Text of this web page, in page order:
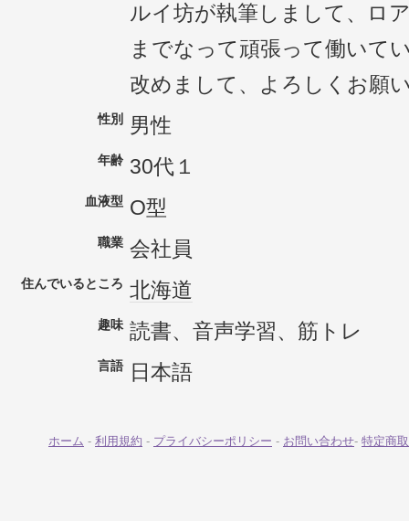
ルイ坊が執筆しまして、ロ
までなって頑張って働いて
改めまして、よろしくお願
性別 男性
年齢 30代１
血液型 O型
職業 会社員
住んでいるところ 北海道
趣味 読書、音声学習、筋トレ
言語 日本語
ホーム - 利用規約 - プライバシーポリシー - お問い合わせ- 特定商